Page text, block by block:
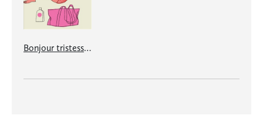
Bonjour tristesse/Ett moln på min himmel